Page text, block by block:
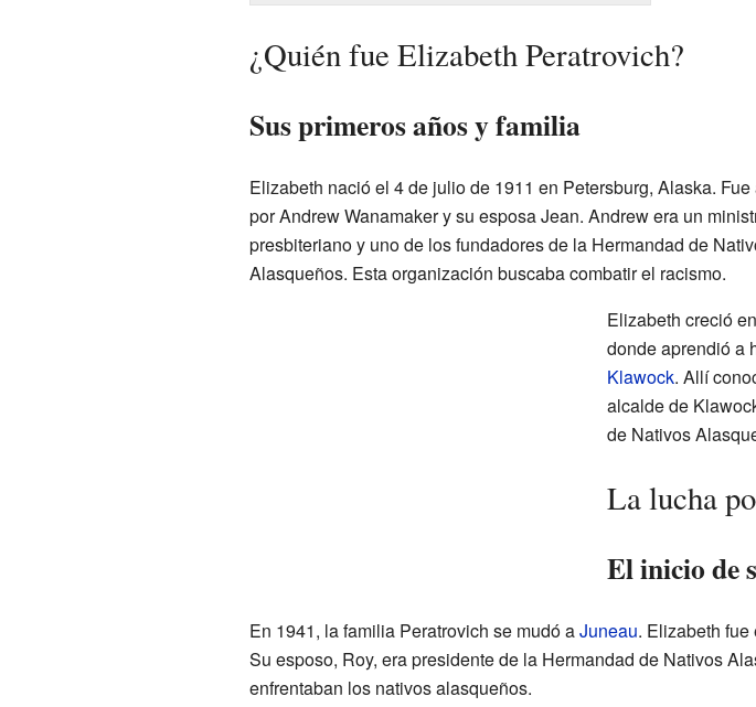
¿Quién fue Elizabeth Peratrovich?
Sus primeros años y familia
Elizabeth nació el 4 de julio de 1911 en Petersburg, Alaska.
por Andrew Wanamaker y su esposa Jean. Andrew era un
presbiteriano y uno de los fundadores de la Hermandad de
Alasqueños. Esta organización buscaba combatir el racismo.
Elizabeth creció en
donde aprendió a
Klawock. Allí
alcalde de
de Nativos
La lucha
El inicio de
En 1941, la familia Peratrovich se mudó aJuneau. Elizabeth
Su esposo, Roy, era presidente de la Hermandad de Nativos
enfrentaban los nativos alasqueños.